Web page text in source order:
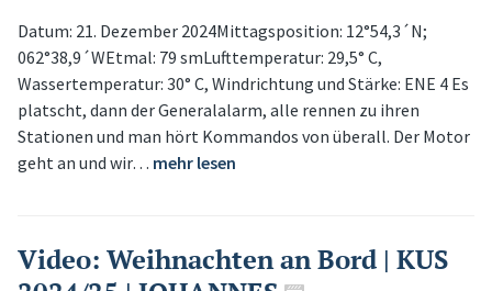
Datum: 21. Dezember 2024Mittagsposition: 12°54,3´N;
062°38,9´WEtmal: 79 smLufttemperatur: 29,5° C,
Wassertemperatur: 30° C, Windrichtung und Stärke: ENE 4 Es
platscht, dann der Generalalarm, alle rennen zu ihren
Stationen und man hört Kommandos von überall. Der Motor
geht an und wir… mehr lesen
Video: Weihnachten an Bord | KUS